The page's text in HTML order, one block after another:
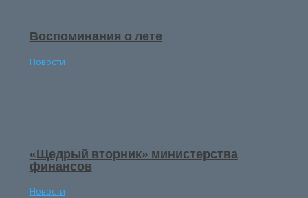
Воспоминания о лете
Новости
«Щедрый вторник» министерства
финансов
Новости